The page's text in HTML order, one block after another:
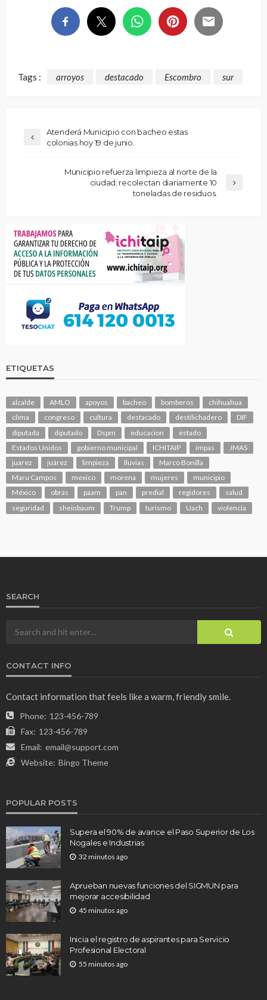
Tags : arroyos destacado Escombro sur
Atenderá Municipio con bacheo estas
colonias hoy 19 de junio.
Municipio refuerza limpieza al norte de la
ciudad; recolectan diariamente 10
toneladas de residuos.
ETIQUETAS
alcalde AMLO apoyos bacheo bomberos
chihuahua
clima
congreso cultura destacado destilichadero
DIF
diputada
diputado Dspm educacion
estado
Estados Unidos
gobierno municipal ICHITAIP impas
JMAS
juarez
juárez limpieza lluvias
Marco Bonilla
Maru Campos
mexico morena mujeres
municipio
México
obras paam pan predial regidores
salud
seguridad
sheinbaum Trump turismo Uach violencia
SEARCH
CONTACT INFO
Contact information that feels like a warm, friendly smile.
Phone: 123-456-789
Fax: 123-456-789
Email: email@support.com
Website: Bingo Theme
POPULAR POSTS
Supera el 90% de avance el Paso Superior de Los
Nogales e Industrias
32 minutos ago
Aprueban nuevas funciones del SIGMUN para
mejorar accesibilidad
45 minutos ago
Inicia el registro de aspirantes para Servicio
Profesional Electoral
55 minutos ago